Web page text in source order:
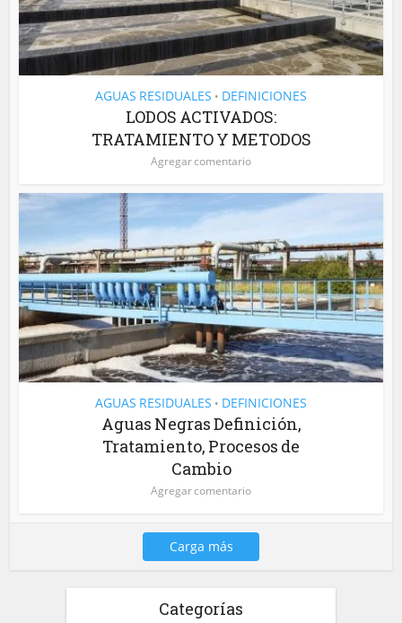
AGUAS RESIDUALES • DEFINICIONES
LODOS ACTIVADOS:
TRATAMIENTO Y METODOS
Agregar comentario
AGUAS RESIDUALES • DEFINICIONES
Aguas Negras Definición,
Tratamiento, Procesos de
Cambio
Agregar comentario
Carga más
Categorías